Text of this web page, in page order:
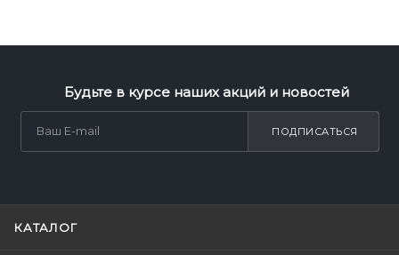
Будьте в курсе наших акций и новостей
ПОДПИСАТЬСЯ
КАТАЛОГ